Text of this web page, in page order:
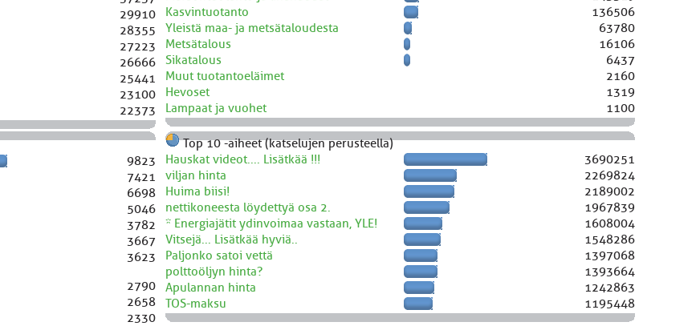
29910
28355
27223
26666
25441
23100
22373
Kasvintuotanto
136506
Yleistä maa- ja metsätaloudesta
63780
Metsätalous
16106
Sikatalous
6437
Muut tuotantoeläimet
2160
Hevoset
1319
Lampaat ja vuohet
1100
9823
7421
6698
5046
3782
3667
3623
2790
2658
2330
Top 10 -aiheet (katselujen perusteella)
Hauskat videot.... Lisätkää !!!
3690251
viljan hinta
2269824
Huima biisi!
2189002
nettikoneesta löydettyä osa 2.
1967839
* Energiajätit ydinvoimaa vastaan, YLE!
1608004
Vitsejä... Lisätkää hyviä..
1548286
Paljonko satoi vettä
1397068
polttoöljyn hinta?
1393664
Apulannan hinta
1242863
TOS-maksu
1195448